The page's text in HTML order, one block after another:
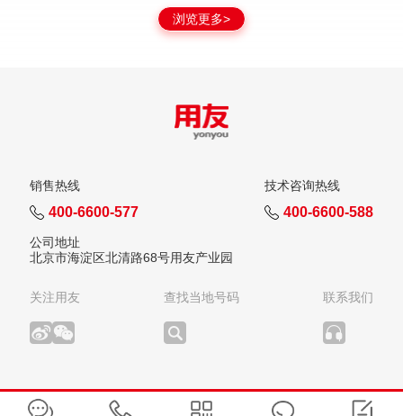
浏览更多>
销售热线
400-6600-577
技术咨询热线
400-6600-588
公司地址
北京市海淀区北清路68号用友产业园
关注用友 查找当地号码 联系我们
版权所有：用友网络科技股份有限公司